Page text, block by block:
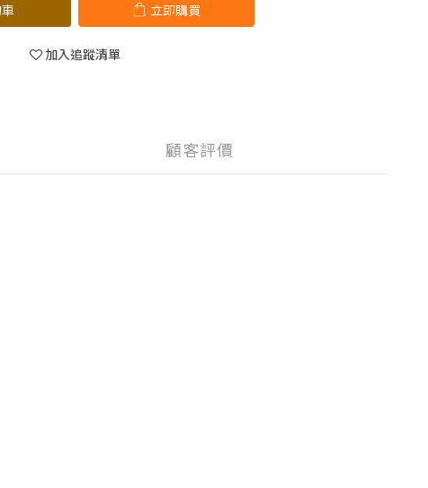
立即購買
加入追蹤清單
顧客評價